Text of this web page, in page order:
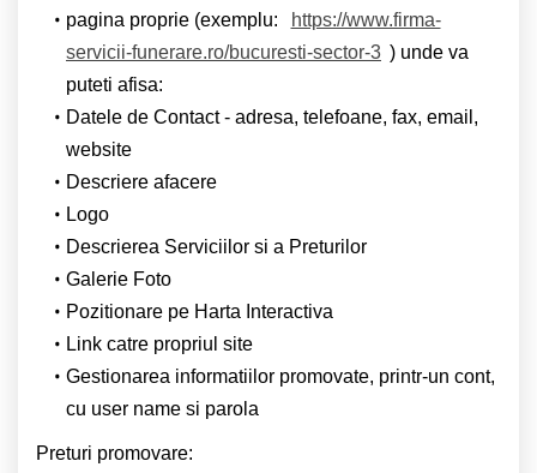
pagina proprie (exemplu:
https://www.firma-
servicii-funerare.ro/bucuresti-sector-3 ) unde va
puteti afisa:
Datele de Contact - adresa, telefoane, fax, email,
website
Descriere afacere
Logo
Descrierea Serviciilor si a Preturilor
Galerie Foto
Pozitionare pe Harta Interactiva
Link catre propriul site
Gestionarea informatiilor promovate, printr-un cont,
cu user name si parola
Preturi promovare: